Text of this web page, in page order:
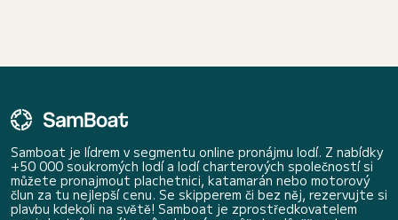
Samboat je lídrem v segmentu online pronájmu lodí. Z nabídky
+50 000 soukromých lodí a lodí charterových společností si
můžete pronajmout plachetnici, katamarán nebo motorový
člun za tu nejlepší cenu. Se skipperem či bez něj, rezervujte si
plavbu kdekoli na světě! Samboat je zprostředkovatelem